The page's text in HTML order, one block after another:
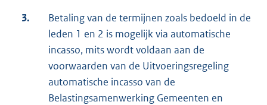
3.
Betaling van de termijnen zoals bedoeld in de
leden 1 en 2 is mogelijk via automatische
incasso, mits wordt voldaan aan de
voorwaarden van de Uitvoeringsregeling
automatische incasso van de
Belastingsamenwerking Gemeenten en